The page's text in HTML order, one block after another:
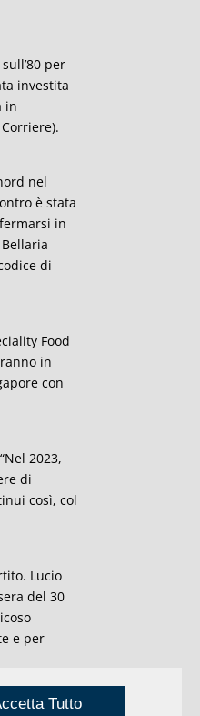
per
investita
in
nel
è stata
in
di
Food
in
con
2023,
di
così, col
Lucio
del 30
e per
Tutto